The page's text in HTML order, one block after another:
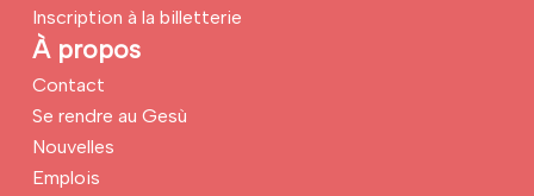
Inscription à la billetterie
À propos
Contact
Se rendre au Gesù
Nouvelles
Emplois